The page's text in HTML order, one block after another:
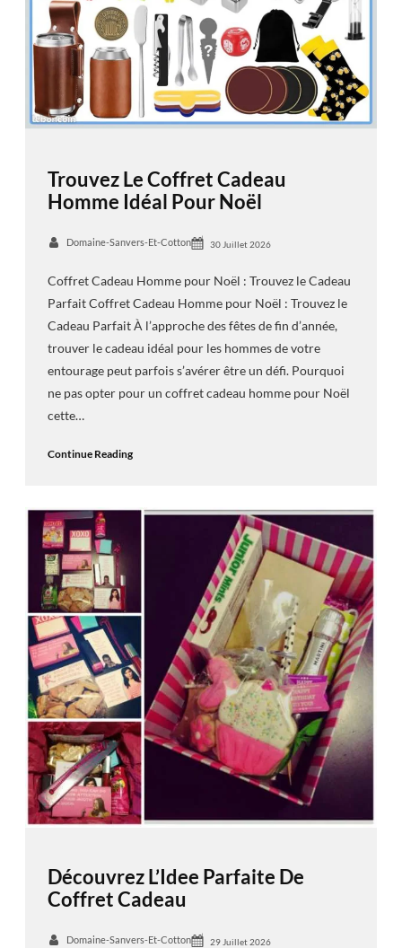
Trouvez Le Coffret Cadeau
Homme Idéal Pour Noël
Domaine-Sanvers-Et-Cotton 30 Juillet 2026
Coffret Cadeau Homme pour Noël : Trouvez le Cadeau
Parfait Coffret Cadeau Homme pour Noël : Trouvez le
Cadeau Parfait À l’approche des fêtes de fin d’année,
trouver le cadeau idéal pour les hommes de votre
entourage peut parfois s’avérer être un défi. Pourquoi
ne pas opter pour un coffret cadeau homme pour Noël
cette…
Continue Reading
Découvrez L’Idee Parfaite De
Coffret Cadeau
Domaine-Sanvers-Et-Cotton 29 Juillet 2026